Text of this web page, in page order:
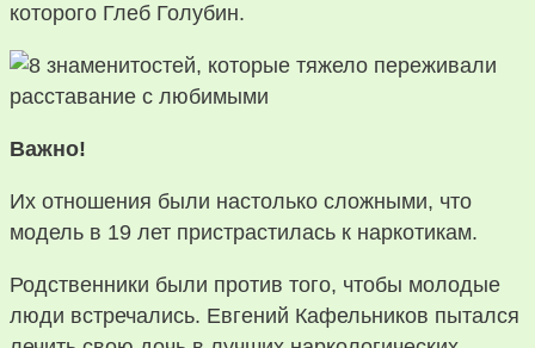
которого Глеб Голубин.
Важно!
Их отношения были настолько сложными, что
модель в 19 лет пристрастилась к наркотикам.
Родственники были против того, чтобы молодые
люди встречались. Евгений Кафельников пытался